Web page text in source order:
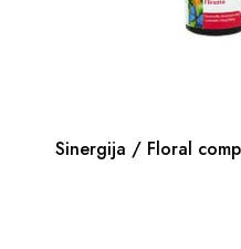
Sinergija / Floral